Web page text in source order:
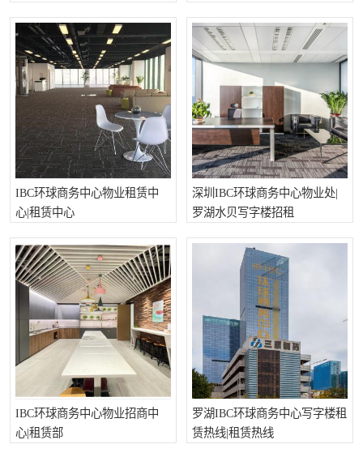
IBC环球商务中心物业租赁中
心|租赁中心
深圳IBC环球商务中心物业处|
罗湖水贝写字楼招租
IBC环球商务中心物业招商中
心|租赁部
罗湖IBC环球商务中心写字楼租
赁热线|租赁热线
龙岗区 科技园北区
宝安西乡 宝安新安
光明区 南山西丽
龙华观澜 南山桃园